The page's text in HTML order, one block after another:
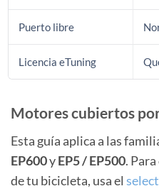
Puerto libre
Licencia eTuning
Motores cubiertos
Esta guía aplica a las
EP600yEP5 / EP500.
de tu bicicleta, usa el